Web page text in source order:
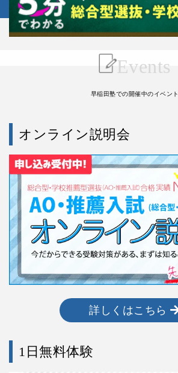
Events
早稲田塾での開催中のイベント
オンライン説明会
詳しくはこちら
1日無料体験